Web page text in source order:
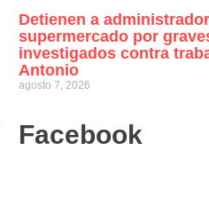
Detienen a
supermercado por
investigados contra
Antonio
agosto 7, 2026
Facebook